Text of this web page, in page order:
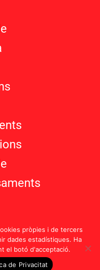
|Termes i Condicions
pròpies i de tercers
dades estadístiques. Ha
el botó d'acceptació.
de Privacitat